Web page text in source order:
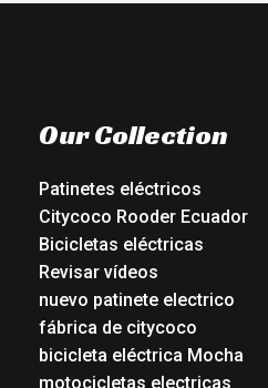
Our Collection
Patinetes eléctricos
Citycoco Rooder Ecuador
Bicicletas eléctricas
Revisar vídeos
nuevo patinete electrico
fábrica de citycoco
bicicleta eléctrica Mocha
motocicletas electricas